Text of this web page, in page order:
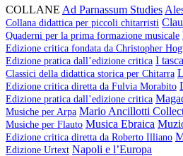
COLLANE Ad Parnassum Studies
Collana didattica per piccoli chitarristi
Quaderni per la prima formazione musicale
Edizione critica fondata da Christopher
Edizione pratica dall’edizione critica I
Classici della didattica storica per Chitarra
Edizione critica diretta da Fulvia Morabito
Edizione pratica dall’edizione critica
Musiche per Arpa Mario Ancillotti
Musiche per Flauto Musica Ebraica
Edizione critica diretta da Roberto Illiano
Edizione Urtext Napoli e l’Europa